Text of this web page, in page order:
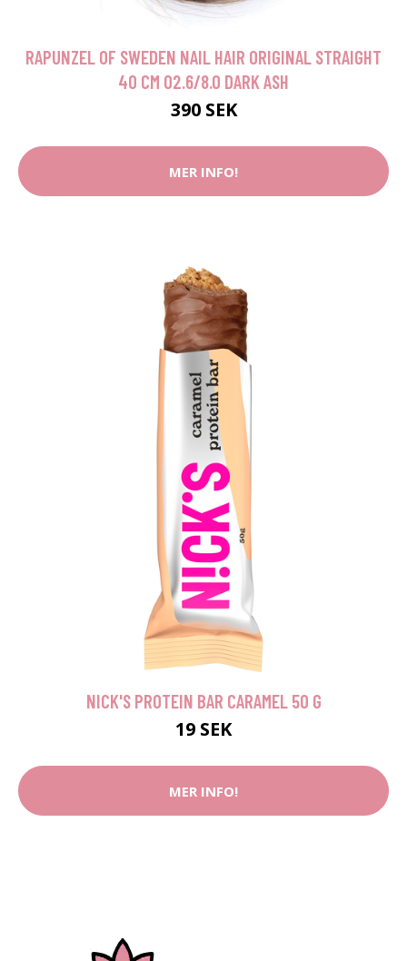
RAPUNZEL OF SWEDEN NAIL HAIR ORIGINAL STRAIGHT
40 CM O2.6/8.0 DARK ASH
390 SEK
MER INFO!
NICK'S PROTEIN BAR CARAMEL 50 G
19 SEK
MER INFO!